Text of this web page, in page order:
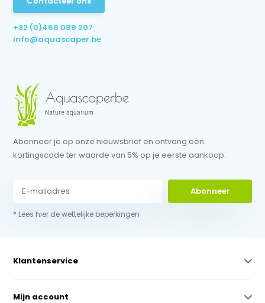
+32 (0)468 089 207
info@aquascaper.be
Abonneer je op onze nieuwsbrief en ontvang een
kortingscode ter waarde van 5% op je eerste aankoop.
Abonneer
* Lees hier de wettelijke beperkingen
Klantenservice
Mijn account